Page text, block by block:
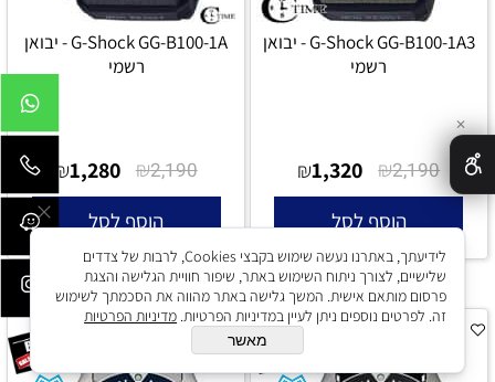
G-Shock GG-B100-1A3 - יבואן
רשמי
₪2,190
₪1,320
הוסף לסל
G-Shock GG-B100-1A - יבואן
רשמי
₪2,190
₪1,280
הוסף לסל
✕
לידיעתך, באתרנו נעשה שימוש בקבצי Cookies, לרבות של צדדים
שלישיים, לצורך ניתוח השימוש באתר, שיפור חוויית הגלישה והצגת
פרסום מותאם אישית. המשך גלישה באתר מהווה את הסכמתך לשימוש
זה. לפרטים נוספים ניתן לעיין במדיניות הפרטיות. מדיניות הפרטיות
מאשר